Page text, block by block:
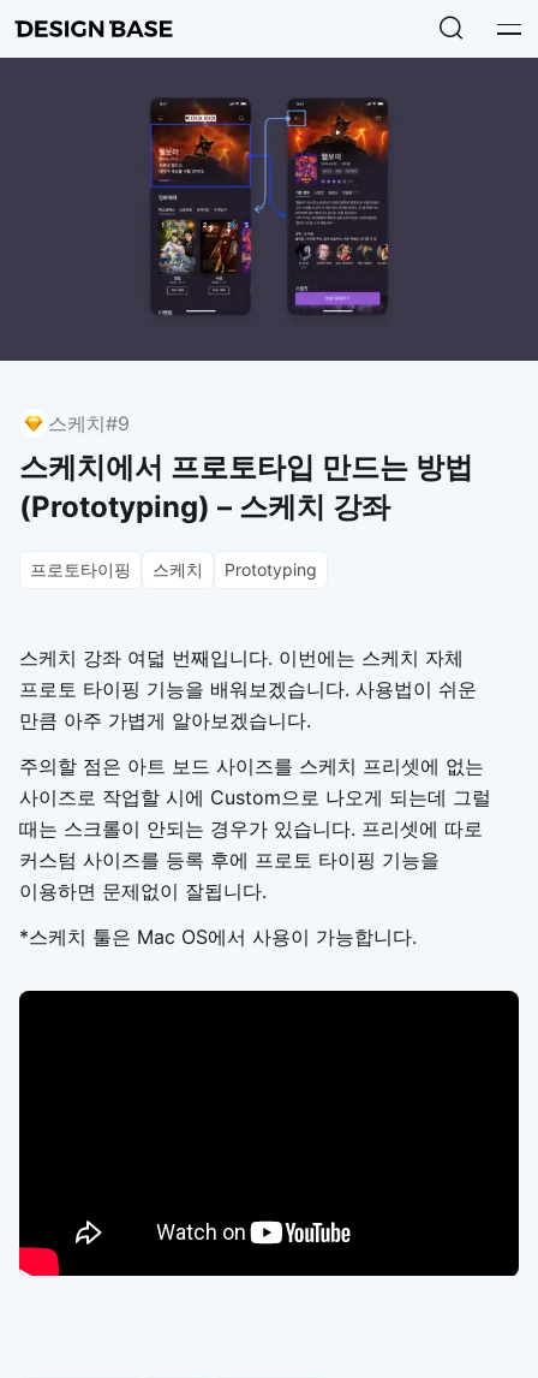
스케치#9
스케치에서 프로토타입 만드는 방법
(Prototyping) – 스케치 강좌
프로토타이핑 스케치 Prototyping
스케치 강좌 여덟 번째입니다. 이번에는 스케치 자체
프로토 타이핑 기능을 배워보겠습니다. 사용법이 쉬운
만큼 아주 가볍게 알아보겠습니다.
주의할 점은 아트 보드 사이즈를 스케치 프리셋에 없는
사이즈로 작업할 시에 Custom으로 나오게 되는데 그럴
때는 스크롤이 안되는 경우가 있습니다. 프리셋에 따로
커스텀 사이즈를 등록 후에 프로토 타이핑 기능을
이용하면 문제없이 잘됩니다.
*스케치 툴은 Mac OS에서 사용이 가능합니다.